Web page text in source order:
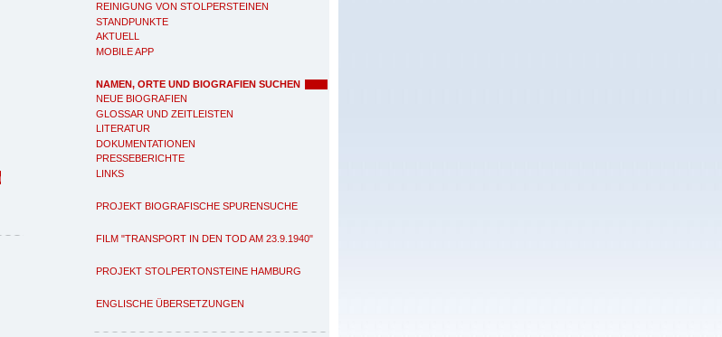
REINIGUNG VON STOLPERSTEINEN
STANDPUNKTE
AKTUELL
MOBILE APP
NAMEN, ORTE UND BIOGRAFIEN SUCHEN
NEUE BIOGRAFIEN
GLOSSAR UND ZEITLEISTEN
LITERATUR
DOKUMENTATIONEN
PRESSEBERICHTE
LINKS
PROJEKT BIOGRAFISCHE SPURENSUCHE
FILM "TRANSPORT IN DEN TOD AM 23.9.1940"
PROJEKT STOLPERTONSTEINE HAMBURG
ENGLISCHE ÜBERSETZUNGEN